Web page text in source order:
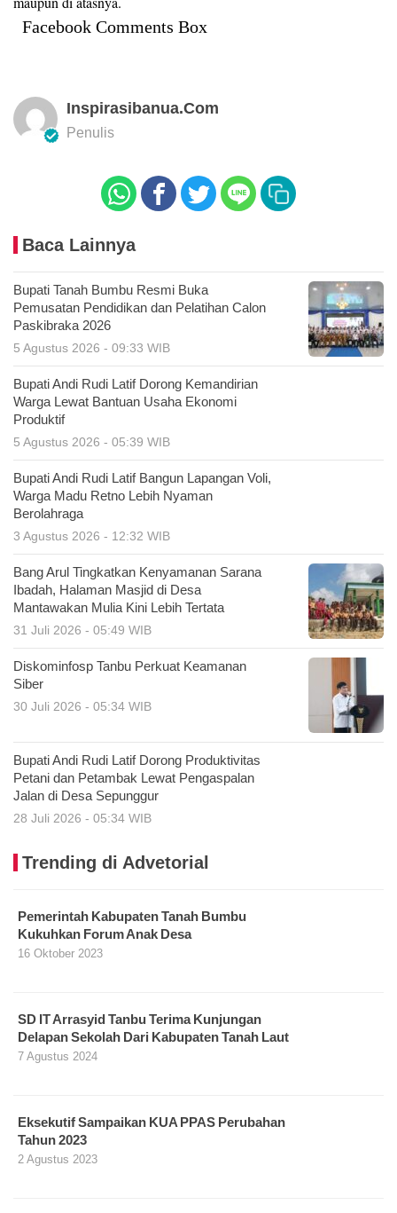
Facebook Comments Box
Inspirasibanua.com
Penulis
Baca Lainnya
Bupati Tanah Bumbu Resmi Buka
Pemusatan Pendidikan dan Pelatihan Calon
Paskibraka 2026
5 Agustus 2026 - 09:33 WIB
Bupati Andi Rudi Latif Dorong Kemandirian
Warga Lewat Bantuan Usaha Ekonomi
Produktif
5 Agustus 2026 - 05:39 WIB
Bupati Andi Rudi Latif Bangun Lapangan Voli,
Warga Madu Retno Lebih Nyaman
Berolahraga
3 Agustus 2026 - 12:32 WIB
Bang Arul Tingkatkan Kenyamanan Sarana
Ibadah, Halaman Masjid di Desa
Mantawakan Mulia Kini Lebih Tertata
31 Juli 2026 - 05:49 WIB
Diskominfosp Tanbu Perkuat Keamanan
Siber
30 Juli 2026 - 05:34 WIB
Bupati Andi Rudi Latif Dorong Produktivitas
Petani dan Petambak Lewat Pengaspalan
Jalan di Desa Sepunggur
28 Juli 2026 - 05:34 WIB
Trending di Advetorial
Pemerintah Kabupaten Tanah Bumbu
Kukuhkan Forum Anak Desa
16 Oktober 2023
SD IT Arrasyid Tanbu Terima Kunjungan
Delapan Sekolah Dari Kabupaten Tanah Laut
7 Agustus 2024
Eksekutif Sampaikan KUA PPAS Perubahan
Tahun 2023
2 Agustus 2023